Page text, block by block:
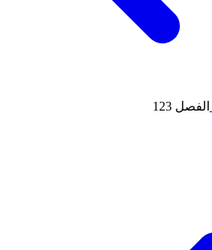
الفصل 123